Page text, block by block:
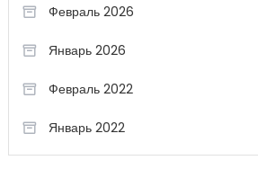
Февраль 2026
Январь 2026
Февраль 2022
Январь 2022